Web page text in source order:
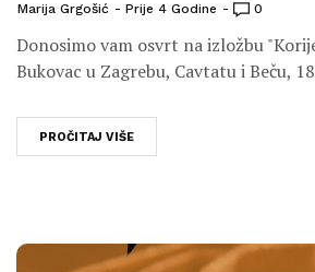
Marija Grgošić Prije 4 Godine 0
Donosimo vam osvrt na izložbu
Bukovac u Zagrebu, Cavtatu i Beču,
PROČITAJ VIŠE